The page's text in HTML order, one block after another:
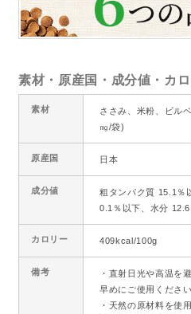
素材・原産国・成分値・カ
素材
ささみ、米粉、ビル
㎎/袋)
原産国 日本
成分値
粗タンパク質 15.1％
0.1％以下、水分
カロリー 409kcal/100g
備考
・直射日光や高温を
早めにご使用ください
・天然の原材料を使